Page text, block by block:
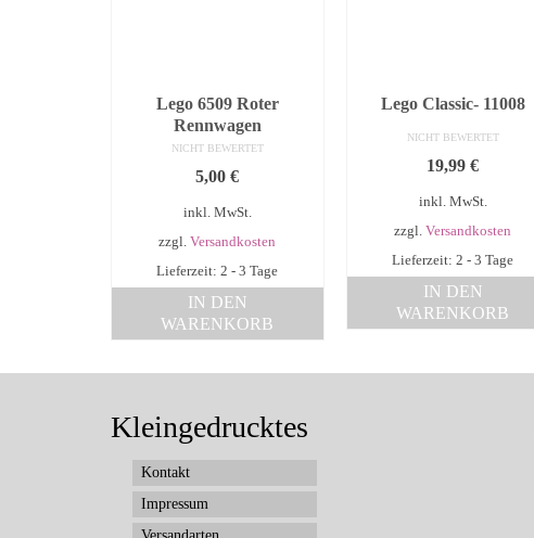
Lego 6509 Roter
Rennwagen
NICHT BEWERTET
5,00€
inkl. MwSt.
zzgl.Versandkosten
Lieferzeit: 2 - 3 Tage
IN DEN
WARENKORB
Lego Classic- 11008
NICHT BEWERTET
19,99€
inkl. MwSt.
zzgl.Versandkosten
Lieferzeit: 2 - 3 Tage
IN DEN
WARENKORB
Kleingedrucktes
Kontakt
Impressum